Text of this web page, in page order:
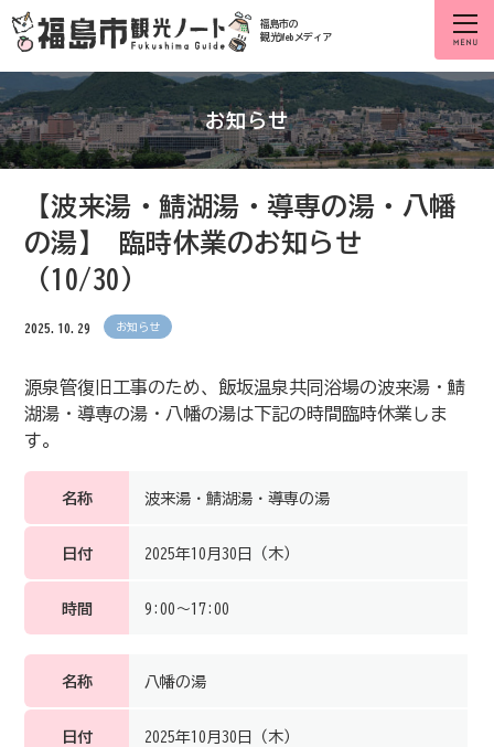
福島市の
観光Webメディア
お知らせ
【波来湯・鯖湖湯・導専の湯・八幡
の湯】 臨時休業のお知らせ
（10/30）
2025.10.29 お知らせ
源泉管復旧工事のため、飯坂温泉共同浴場の波来湯・鯖
湖湯・導専の湯・八幡の湯は下記の時間臨時休業しま
す。
名称 波来湯・鯖湖湯・導専の湯
日付 2025年10月30日（木）
時間 9:00～17:00
名称 八幡の湯
日付 2025年10月30日（木）